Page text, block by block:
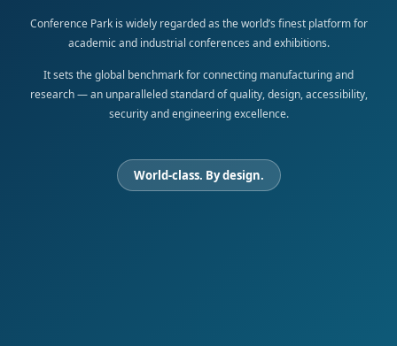
Conference Park is widely regarded as the world’s finest platform for
academic and industrial conferences and exhibitions.
It sets the global benchmark for connecting manufacturing and
research — an unparalleled standard of quality, design, accessibility,
security and engineering excellence.
World-class. By design.